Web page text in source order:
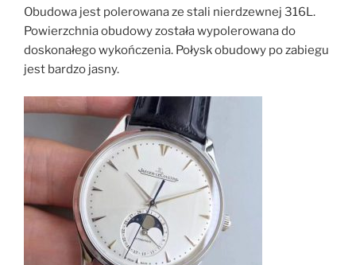
Obudowa jest polerowana ze stali nierdzewnej 316L.
Powierzchnia obudowy została wypolerowana do
doskonałego wykończenia. Połysk obudowy po zabiegu
jest bardzo jasny.